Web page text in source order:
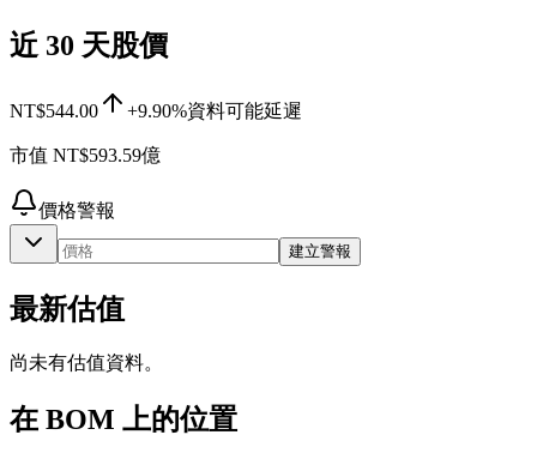
近 30 天股價
NT$544.00 +9.90%資料可能延遲
市值 NT$593.59億
價格警報
建立警報
最新估值
尚未有估值資料。
在 BOM 上的位置